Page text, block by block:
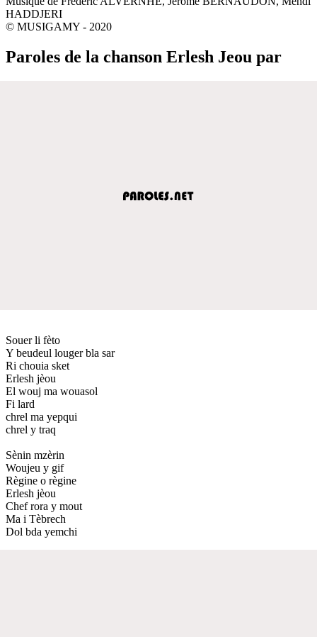
HADDJERI
© MUSIGAMY - 2020
Paroles de la chanson Erlesh Jeou par
Souer li fèto
Y beudeul louger bla sar
Ri chouia sket
Erlesh jèou
El wouj ma wouasol
Fi lard
chrel ma yepqui
chrel y traq
Sènin mzèrin
Woujeu y gif
Règine o règine
Erlesh jèou
Chef rora y mout
Ma i Tèbrech
Dol bda yemchi